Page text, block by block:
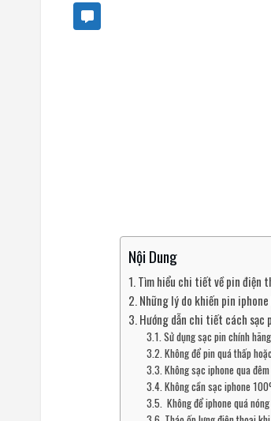
Nội Dung
Tìm hiểu chi tiết về pin điện
Những lý do khiến pin
Hướng dẫn chi tiết cách sạc
Sử dụng sạc pin chính
Không để pin quá thấp
Không sạc iphone qua đêm
Không cần sạc iphone
Không để iphone quá nóng